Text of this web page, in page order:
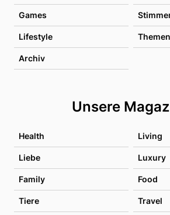
Games
Lifestyle Themen
Archiv
Unsere
Health Living
Liebe Luxury
Family Food
Tiere Travel